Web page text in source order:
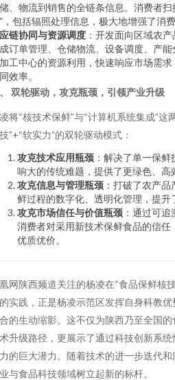
、物流到销售的全链条信息。消费者
，包括辐照处理信息，极大地增强了消
链协同与资源调度 ：开发面向区域农
订单管理、仓储物流、设备调度、产
工中心的资源利用，快速响应市场需
效率。
双轮驱动，攻克瓶颈，引领产业升级
将“核技术保鲜”与“计算机系统集成”
”+“软实力”的双轮驱动模式：
攻克技术应用瓶颈 ：解决了单一保
响大的传统难题，提供了更绿色、高
攻克信息与管理瓶颈 ：打破了农产
鲜过程的数字化、透明化管理，提升
攻克市场信任与价值瓶颈 ：通过可
消费者对采用新技术保鲜食品的信
优质优价。
网陕西频道关注的杨凌在“食品保鲜核
实践，正是杨凌示范区发挥自身科教
的生动缩影。这不仅为陕西乃至全国
升级路径，更展示了通过科技创新系
的巨大潜力。随着技术的进一步迭代
与食品科技领域树立起新的标杆。